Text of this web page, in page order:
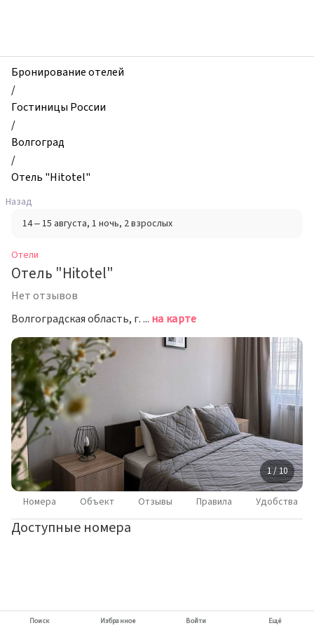
Отель
"Hitotel",
Волгоград,
Россия
Бронирование отелей
/
Гостиницы России
/
Волгоград
/
Отель "Hitotel"
Назад
14 – 15 августа, 1 ночь, 2 взрослых
Отели
Отель "Hitotel"
Нет отзывов
Волгоградская область, г. Волгоград, проспект им. Г.К.Жукова, д. 22Б на карте
1 / 10
Номера Объект Отзывы Правила Удобства
Доступные номера
Поиск Избранное Войти Ещё